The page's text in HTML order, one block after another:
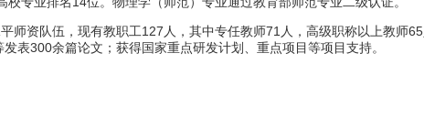
师资队伍，现有教职工127 人，其中专任教师71 人，高级职称以上教师65
发表300余篇论文；获得国家重点研发计划、重点项目等项目支持。